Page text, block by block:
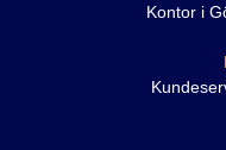
Kontor i